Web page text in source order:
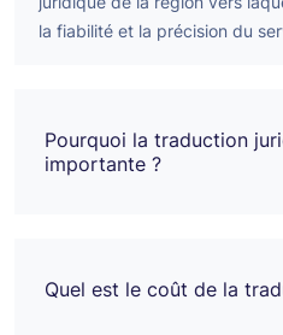
la fiabilité et la précision du
Pourquoi la traduction
importante ?
Quel est le coût de la